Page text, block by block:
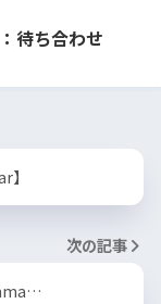
待ち合わせ
次の記事